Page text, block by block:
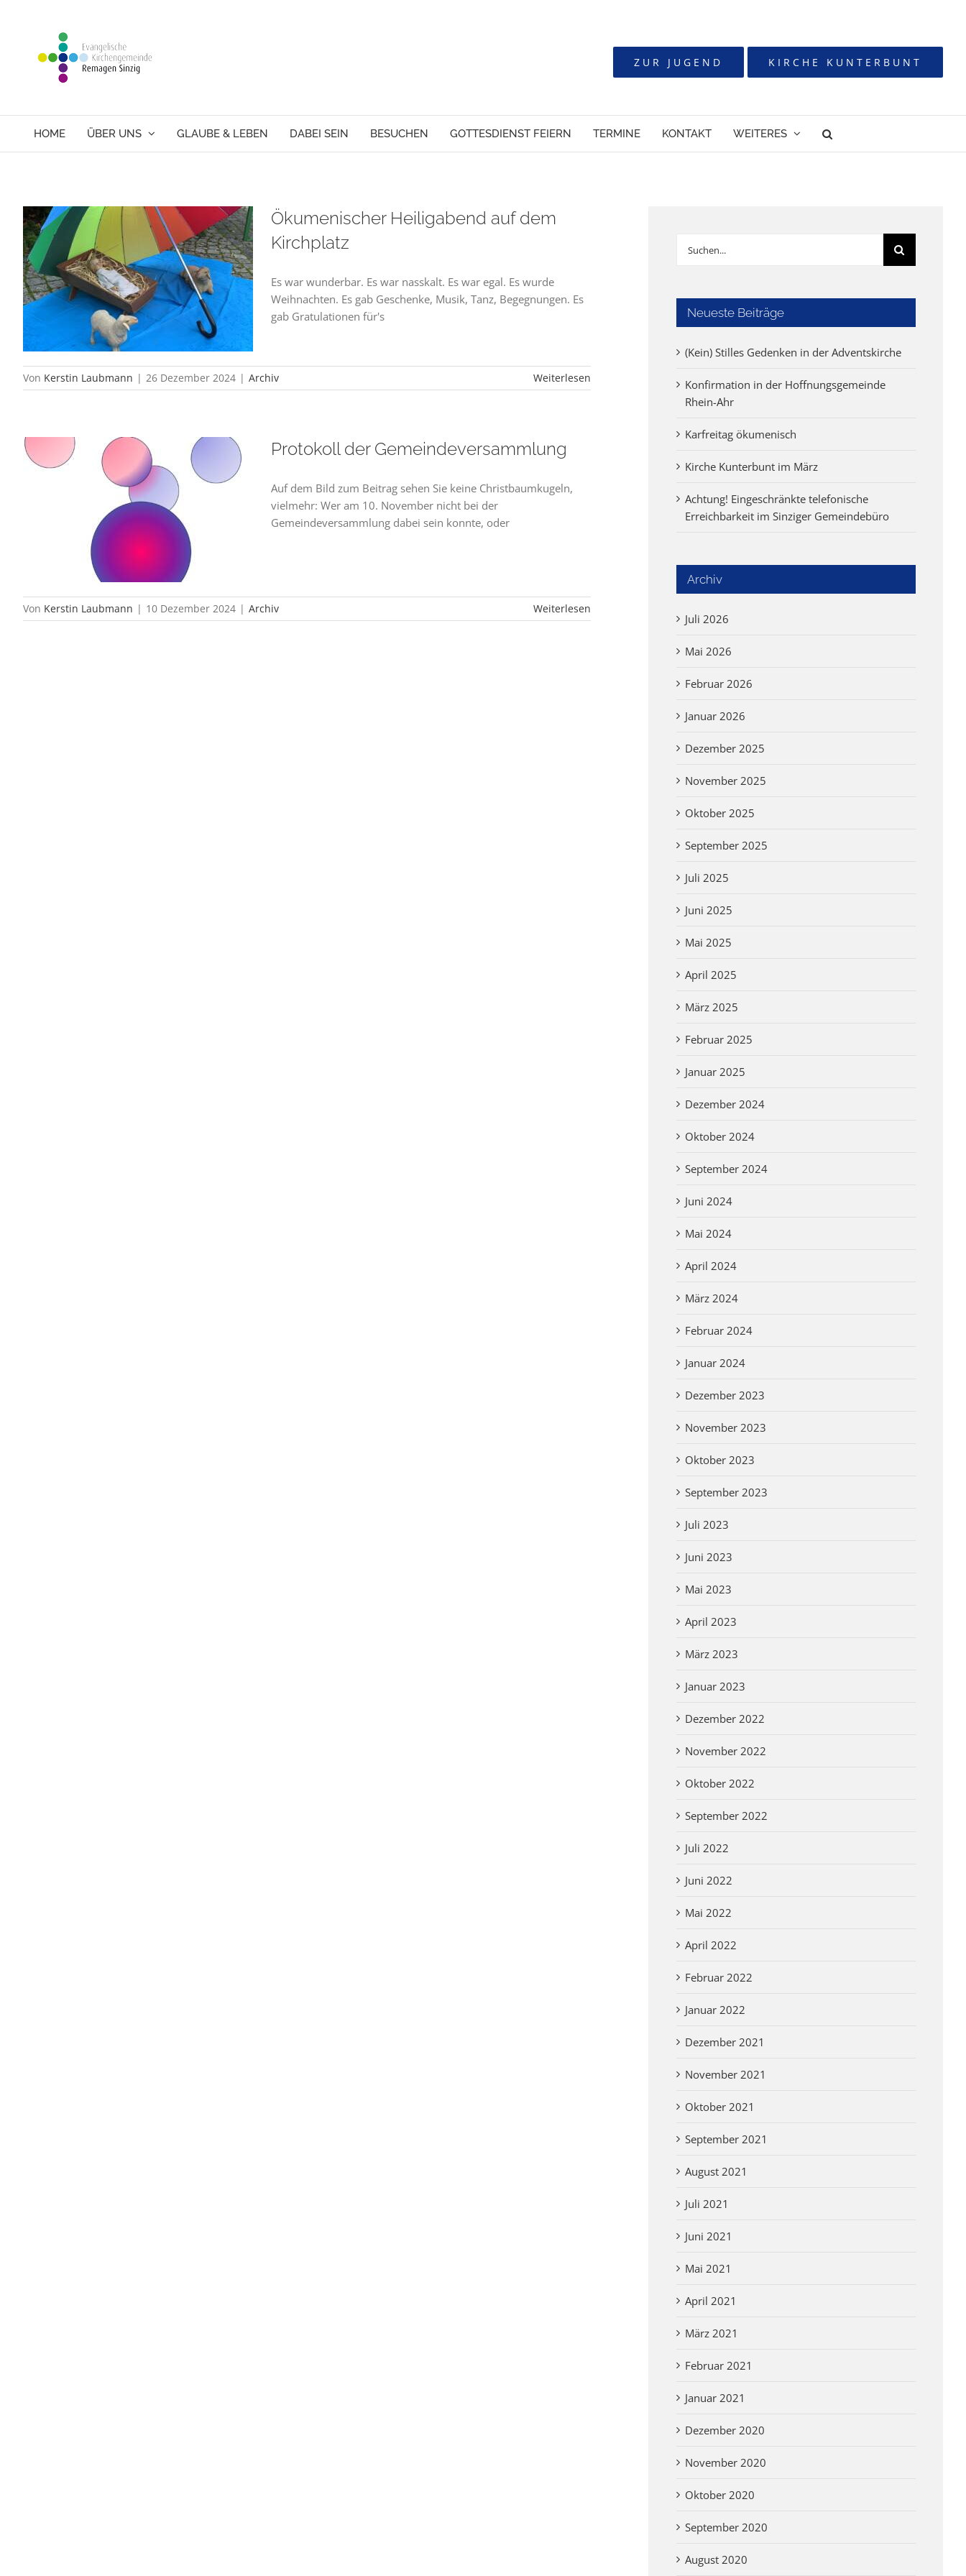
ZUR JUGEND KIRCHE KUNTERBUNT
HOME ÜBER UNS GLAUBE & LEBEN DABEI SEIN BESUCHEN GOTTESDIENST FEIERN TERMINE KONTAKT WEITERES
Ökumenischer Heiligabend auf dem
Kirchplatz
Es war wunderbar. Es war nasskalt. Es war egal. Es wurde
Weihnachten. Es gab Geschenke, Musik, Tanz, Begegnungen. Es
gab Gratulationen für's
Von Kerstin Laubmann | 26 Dezember 2024 | Archiv Weiterlesen
Protokoll der Gemeindeversammlung
Auf dem Bild zum Beitrag sehen Sie keine Christbaumkugeln,
vielmehr: Wer am 10. November nicht bei der
Gemeindeversammlung dabei sein konnte, oder
Von Kerstin Laubmann | 10 Dezember 2024 | Archiv Weiterlesen
Neueste Beiträge
(Kein) Stilles Gedenken in der Adventskirche
Konfirmation in der Hoffnungsgemeinde
Rhein-Ahr
Karfreitag ökumenisch
Kirche Kunterbunt im März
Achtung! Eingeschränkte telefonische
Erreichbarkeit im Sinziger Gemeindebüro
Archiv
Juli 2026
Mai 2026
Februar 2026
Januar 2026
Dezember 2025
November 2025
Oktober 2025
September 2025
Juli 2025
Juni 2025
Mai 2025
April 2025
März 2025
Februar 2025
Januar 2025
Dezember 2024
Oktober 2024
September 2024
Juni 2024
Mai 2024
April 2024
März 2024
Februar 2024
Januar 2024
Dezember 2023
November 2023
Oktober 2023
September 2023
Juli 2023
Juni 2023
Mai 2023
April 2023
März 2023
Januar 2023
Dezember 2022
November 2022
Oktober 2022
September 2022
Juli 2022
Juni 2022
Mai 2022
April 2022
Februar 2022
Januar 2022
Dezember 2021
November 2021
Oktober 2021
September 2021
August 2021
Juli 2021
Juni 2021
Mai 2021
April 2021
März 2021
Februar 2021
Januar 2021
Dezember 2020
November 2020
Oktober 2020
September 2020
August 2020